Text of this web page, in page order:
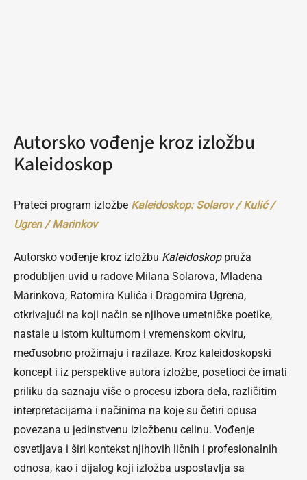
Autorsko vođenje kroz izložbu
Kaleidoskop
Prateći program izložbe Kaleidoskop: Solarov / Kulić /
Ugren / Marinkov
Autorsko vođenje kroz izložbu Kaleidoskoppruža
produbljen uvid u radove Milana Solarova, Mladena
Marinkova, Ratomira Kulića i Dragomira Ugrena,
otkrivajući na koji način se njihove umetničke poetike,
nastale u istom kulturnom i vremenskom okviru,
međusobno prožimaju i razilaze. Kroz kaleidoskopski
koncept i iz perspektive autora izložbe, posetioci će imati
priliku da saznaju više o procesu izbora dela, različitim
interpretacijama i načinima na koje su četiri opusa
povezana u jedinstvenu izložbenu celinu. Vođenje
osvetljava i širi kontekst njihovih ličnih i profesionalnih
odnosa, kao i dijalog koji izložba uspostavlja sa